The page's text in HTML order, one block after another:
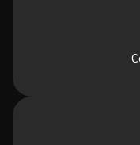
*excepto en contenidos
disfruta tus